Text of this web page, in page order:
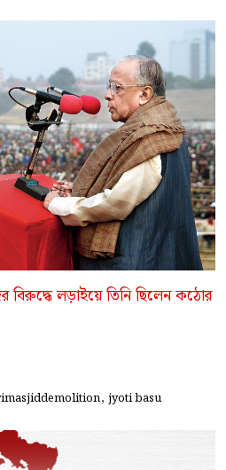
বিরুদ্ধে লড়াইয়ে তিনি ছিলেন কঠোর
, jyoti basu